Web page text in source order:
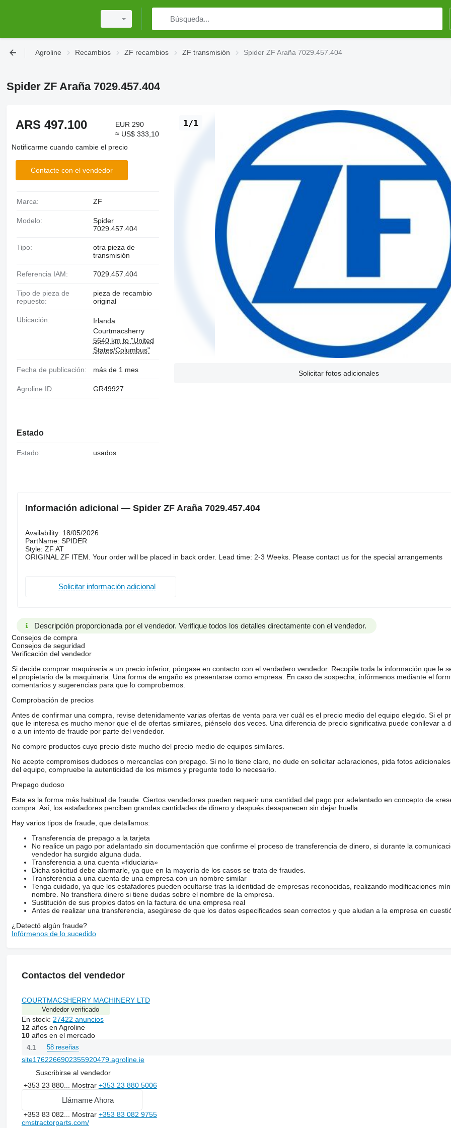
Agroline Recambios ZF recambios ZF transmisión Spider ZF Araña 7029.457.404
Spider ZF Araña 7029.457.404
1/1
Solicitar fotos adicionales
ARS 497.100
EUR 290
≈ US$ 333,10
Notificarme cuando cambie el precio
Contacte con el vendedor
Marca: ZF
Modelo:
Spider
7029.457.404
Tipo:
otra pieza de
transmisión
Referencia IAM: 7029.457.404
Tipo de pieza de
repuesto:
pieza de recambio
original
Ubicación:
Irlanda
Courtmacsherry
5640 km to "United
States/Columbus"
Fecha de publicación: más de 1 mes
Agroline ID: GR49927
Estado
Estado: usados
Información adicional — Spider ZF Araña 7029.457.404
Availability: 18/05/2026
PartName: SPIDER
Style: ZF AT
ORIGINAL ZF ITEM. Your order will be placed in back order. Lead time: 2-3 Weeks. Please contact us for the special arrangements
Solicitar información adicional
Descripción proporcionada por el vendedor. Verifique todos los detalles directamente con el vendedor.
Consejos de compra
Consejos de seguridad
Verificación del vendedor
Si decide comprar maquinaria a un precio inferior, póngase en contacto con el verdadero vendedor. Recopile toda la información que le
el propietario de la maquinaria. Una forma de engaño es presentarse como empresa. En caso de sospecha, infórmenos mediante el
comentarios y sugerencias para que lo comprobemos.
Comprobación de precios
Antes de confirmar una compra, revise detenidamente varias ofertas de venta para ver cuál es el precio medio del equipo elegido. Si el
que le interesa es mucho menor que el de ofertas similares, piénselo dos veces. Una diferencia de precio significativa puede conllevar a
o a un intento de fraude por parte del vendedor.
No compre productos cuyo precio diste mucho del precio medio de equipos similares.
No acepte compromisos dudosos o mercancías con prepago. Si no lo tiene claro, no dude en solicitar aclaraciones, pida fotos
del equipo, compruebe la autenticidad de los mismos y pregunte todo lo necesario.
Prepago dudoso
Esta es la forma más habitual de fraude. Ciertos vendedores pueden requerir una cantidad del pago por adelantado en concepto de
compra. Así, los estafadores perciben grandes cantidades de dinero y después desaparecen sin dejar huella.
Hay varios tipos de fraude, que detallamos:
Transferencia de prepago a la tarjeta
No realice un pago por adelantado sin documentación que confirme el proceso de transferencia de dinero, si durante la
vendedor ha surgido alguna duda.
Transferencia a una cuenta «fiduciaria»
Dicha solicitud debe alarmarle, ya que en la mayoría de los casos se trata de fraudes.
Transferencia a una cuenta de una empresa con un nombre similar
Tenga cuidado, ya que los estafadores pueden ocultarse tras la identidad de empresas reconocidas, realizando modificaciones
nombre. No transfiera dinero si tiene dudas sobre el nombre de la empresa.
Sustitución de sus propios datos en la factura de una empresa real
Antes de realizar una transferencia, asegúrese de que los datos especificados sean correctos y que aludan a la empresa en
¿Detectó algún fraude?
Infórmenos de lo sucedido
Contactos del vendedor
COURTMACSHERRY MACHINERY LTD
Vendedor verificado
En stock: 27422 anuncios
12años en Agroline
10años en el mercado
4.1 58 reseñas
site1762266902355920479.agroline.ie
Suscribirse al vendedor
+353 23 880... Mostrar +353 23 880 5006
Llámame Ahora
+353 83 082... Mostrar +353 83 082 9755
cmstractorparts.com/